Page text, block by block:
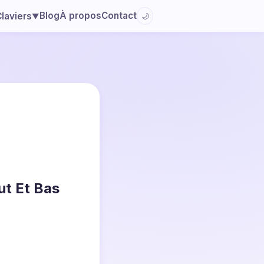
▼BlogÀ proposContact 🌙
Et Bas